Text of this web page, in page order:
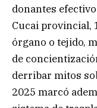
donantes
Cucai provincial,
órgano o tejido,
de
derribar mitos
2025 marcó